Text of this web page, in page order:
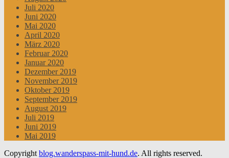
Juli 2020
Juni 2020
Mai 2020
April 2020
März 2020
Februar 2020
Januar 2020
Dezember 2019
November 2019
Oktober 2019
September 2019
August 2019
Juli 2019
Juni 2019
Mai 2019
Copyright blog.wanderspass-mit-hund.de. All rights reserved.